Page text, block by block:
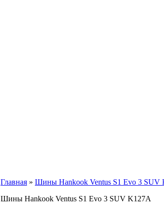
Главная » Шины Hankook Ventus S1 Evo 3 SUV
Шины Hankook Ventus S1 Evo 3 SUV K127A